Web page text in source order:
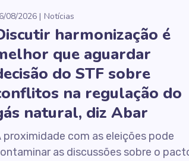
08/2026 Notícias
harmonização é
que aguardar
do STF sobre
na regulação do
natural, diz Abar
proximidade com as eleições pode
as discussões sobre o